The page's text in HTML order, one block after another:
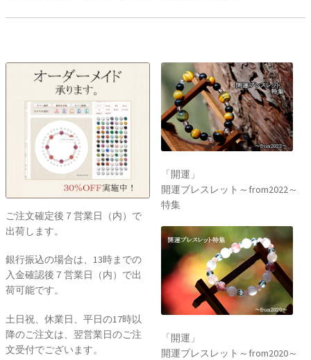
ご注文確定後７営業日（内）で
出荷します。
銀行振込の場合は、13時までの
入金確認後７営業日（内）で出
荷可能です。
土日祝、休業日、平日の17時以
降のご注文は、翌営業日のご注
文受付でございます。
「開運」
開運ブレスレット～from2022～
特集
「開運」
開運ブレスレット～from2020～